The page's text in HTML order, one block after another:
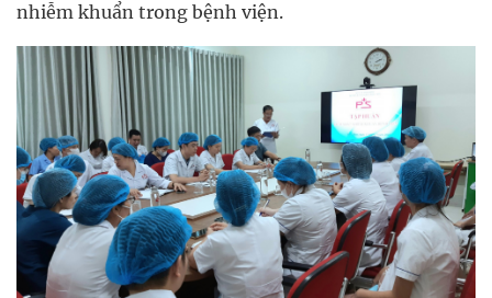
nhiễm khuẩn trong bệnh viện.